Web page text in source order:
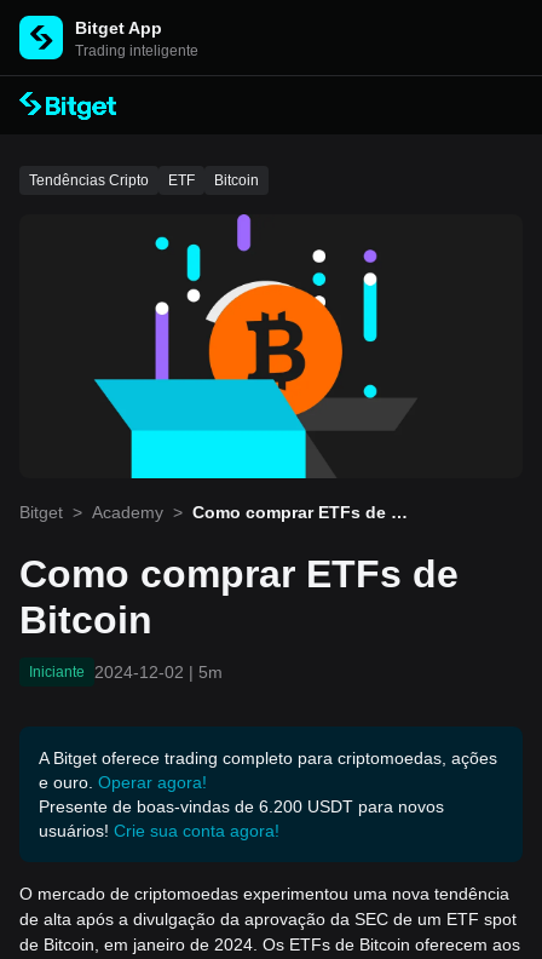
Bitget App
Trading inteligente
Tendências Cripto ETF Bitcoin
Bitget > Academy > Como comprar ETFs de Bi
Como comprar ETFs de
Bitcoin
Iniciante 2024-12-02 | 5m
A Bitget oferece trading completo para criptomoedas, ações
e ouro. Operar agora!
Presente de boas-vindas de 6.200 USDT para novos
usuários! Crie sua conta agora!
O mercado de criptomoedas experimentou uma nova tendência
de alta após a divulgação da aprovação da SEC de um ETF spot
de Bitcoin, em janeiro de 2024. Os ETFs de Bitcoin oferecem aos